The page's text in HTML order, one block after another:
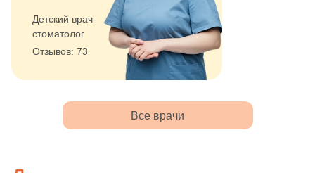
Детский врач-
стоматолог
Отзывов: 73
Все врачи